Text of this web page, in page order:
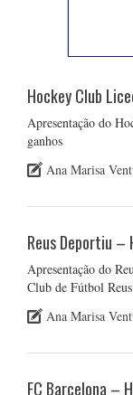
Hockey Club
Apresentação do
ganhos
Ana Marisa
Reus Deportiu –
Apresentação do
Club de Fútbol
Ana Marisa
FC Barcelona –